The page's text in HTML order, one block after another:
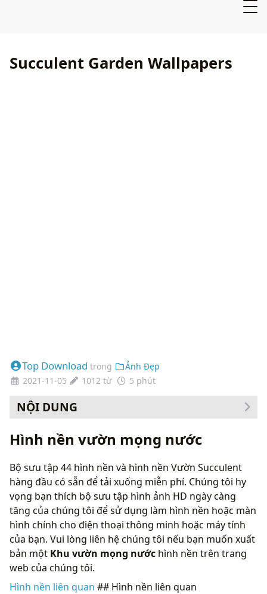
Succulent Garden Wallpapers
Top Download trong
Ảnh Đẹp
2021-11-05
1012 từ 5 phút
NỘI DUNG
Hình nền vườn mọng nước
Bộ sưu tập 44 hình nền và hình nền Vườn Succulent
hàng đầu có sẵn để tải xuống miễn phí. Chúng tôi hy
vọng bạn thích bộ sưu tập hình ảnh HD ngày càng
tăng của chúng tôi để sử dụng làm hình nền hoặc màn
hình chính cho điện thoại thông minh hoặc máy tính
của bạn. Vui lòng liên hệ chúng tôi nếu bạn muốn xuất
bản một Khu vườn mọng nước hình nền trên trang
web của chúng tôi.
Hình nền liên quan ## Hình nền liên quan